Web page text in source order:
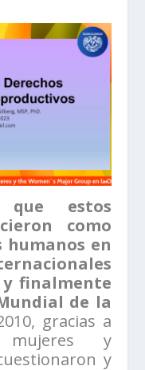
estos
como
humanos en
finalmente
de la
gracias a
mujeres y
y